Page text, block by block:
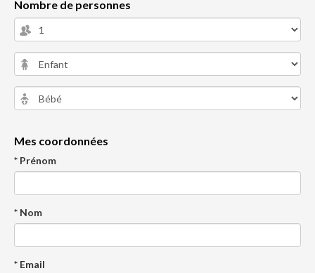
Nombre de personnes
Mes coordonnées
* Prénom
* Nom
* Email